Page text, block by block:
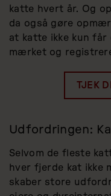
katte hvert år. Og
da også gøre
at katte ikke kun får
mærket og
TJEK
Udfordringen:
Selvom de fleste
hver fjerde kat ikke
skaber store